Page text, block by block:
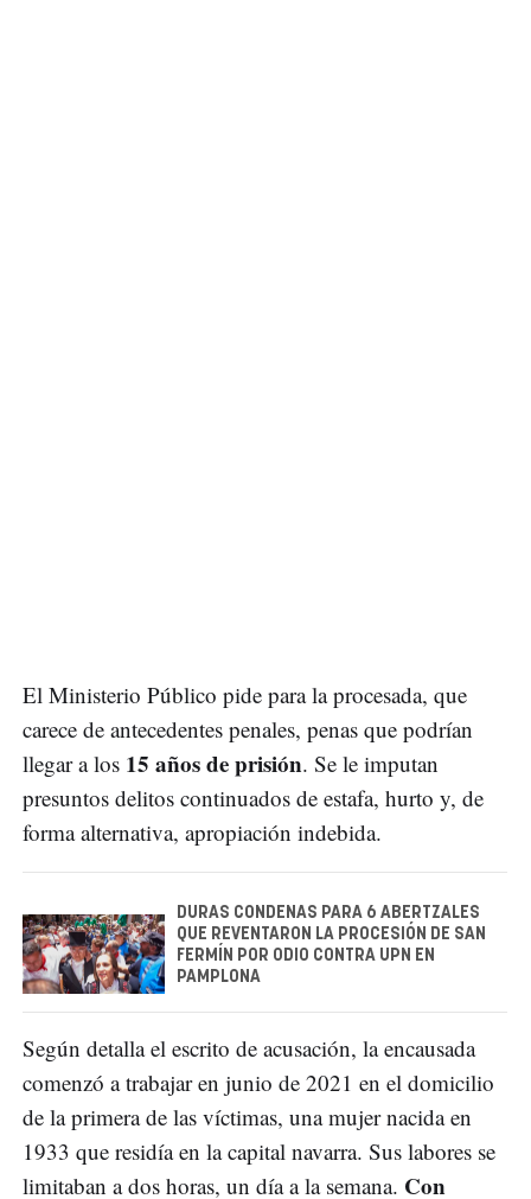
El Ministerio Público pide para la procesada, que
carece de antecedentes penales, penas que podrían
llegar a los 15 años de prisión. Se le imputan
presuntos delitos continuados de estafa, hurto y, de
forma alternativa, apropiación indebida.
DURAS CONDENAS PARA 6 ABERTZALES
QUE REVENTARON LA PROCESIÓN DE SAN
FERMÍN POR ODIO CONTRA UPN EN
PAMPLONA
Según detalla el escrito de acusación, la encausada
comenzó a trabajar en junio de 2021 en el domicilio
de la primera de las víctimas, una mujer nacida en
1933 que residía en la capital navarra. Sus labores se
limitaban a dos horas, un día a la semana. Con